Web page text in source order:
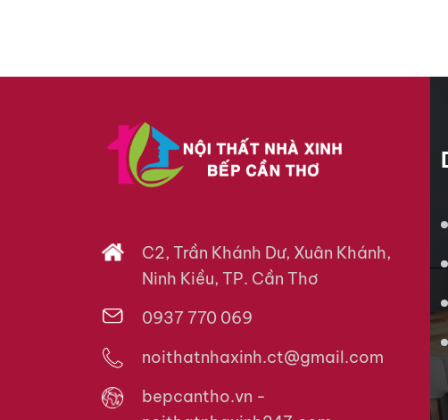
C2, Trần Khánh Dư, Xuân Khánh,
Ninh Kiều, TP. Cần Thơ
0937 770 069
noithatnhaxinh.ct@gmail.com
bepcantho.vn -